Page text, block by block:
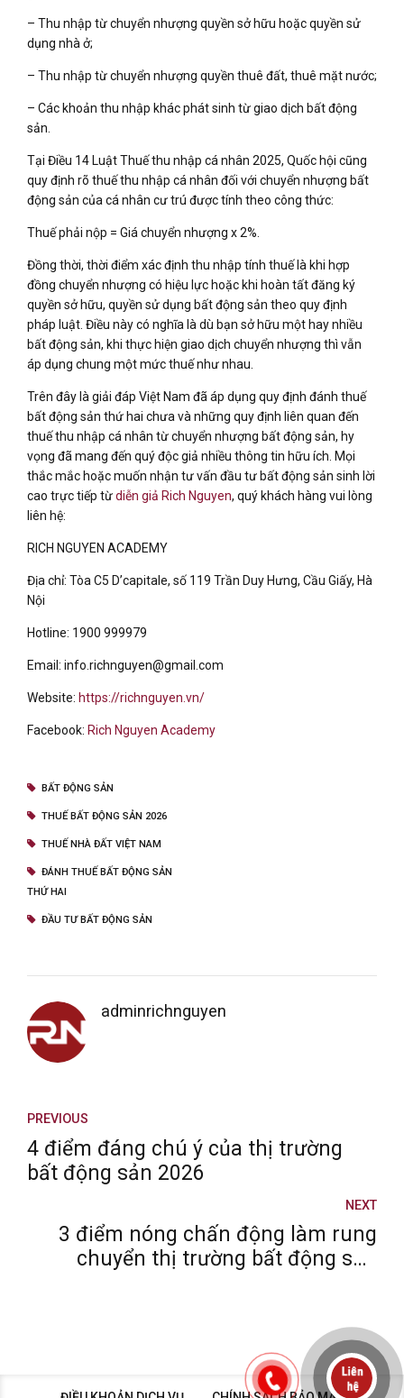
– Thu nhập từ chuyển nhượng quyền sở hữu hoặc quyền sử
dụng nhà ở;
– Thu nhập từ chuyển nhượng quyền thuê đất, thuê mặt nước;
– Các khoản thu nhập khác phát sinh từ giao dịch bất động
sản.
Tại Điều 14 Luật Thuế thu nhập cá nhân 2025, Quốc hội cũng
quy định rõ thuế thu nhập cá nhân đối với chuyển nhượng bất
động sản của cá nhân cư trú được tính theo công thức:
Thuế phải nộp = Giá chuyển nhượng x 2%.
Đồng thời, thời điểm xác định thu nhập tính thuế là khi hợp
đồng chuyển nhượng có hiệu lực hoặc khi hoàn tất đăng ký
quyền sở hữu, quyền sử dụng bất động sản theo quy định
pháp luật. Điều này có nghĩa là dù bạn sở hữu một hay nhiều
bất động sản, khi thực hiện giao dịch chuyển nhượng thì vẫn
áp dụng chung một mức thuế như nhau.
Trên đây là giải đáp Việt Nam đã áp dụng quy định đánh thuế
bất động sản thứ hai chưa và những quy định liên quan đến
thuế thu nhập cá nhân từ chuyển nhượng bất động sản, hy
vọng đã mang đến quý độc giả nhiều thông tin hữu ích. Mọi
thắc mắc hoặc muốn nhận tư vấn đầu tư bất động sản sinh lời
cao trực tiếp từdiễn giả Rich Nguyen, quý khách hàng vui lòng
liên hệ:
RICH NGUYEN ACADEMY
Địa chỉ: Tòa C5 D’capitale, số 119 Trần Duy Hưng, Cầu Giấy, Hà
Nội
Hotline: 1900 999979
Email: info.richnguyen@gmail.com
Website: https://richnguyen.vn/
Facebook: Rich Nguyen Academy
BẤT ĐỘNG SẢN
THUẾ BẤT ĐỘNG SẢN 2026
THUẾ NHÀ ĐẤT VIỆT NAM
ĐÁNH THUẾ BẤT ĐỘNG SẢN
THỨ HAI
ĐẦU TƯ BẤT ĐỘNG SẢN
adminrichnguyen
PREVIOUS
4 điểm đáng chú ý của thị trường
bất động sản 2026
NEXT
3 điểm nóng chấn động làm rung
chuyển thị trường bất động sản